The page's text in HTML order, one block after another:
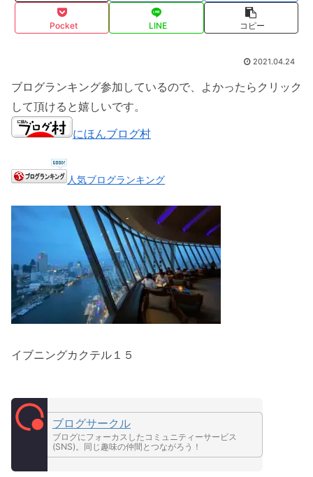
Pocket LINE コピー
2021.04.24
ブログランキング参加しているので、よかったらクリック
して頂けると嬉しいです。
にほんブログ村
人気ブログランキング
イブニングカクテル１５
ブログサークル
ブログにフォーカスしたコミュニティーサービス
(SNS)。同じ趣味の仲間とつながろう！